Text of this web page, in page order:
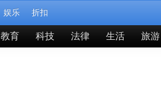
娱乐 折扣
教育 科技 法律 生活 旅游